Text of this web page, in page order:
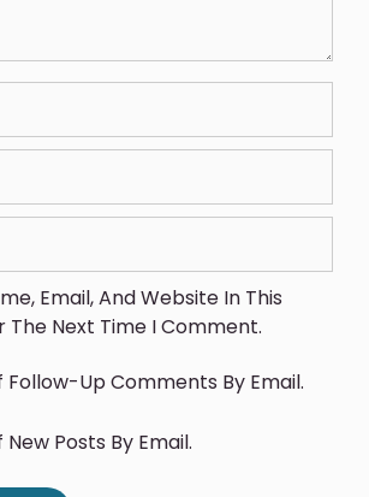
Email, And Website In This
The Next Time I Comment.
Follow-Up Comments By Email.
Posts By Email.